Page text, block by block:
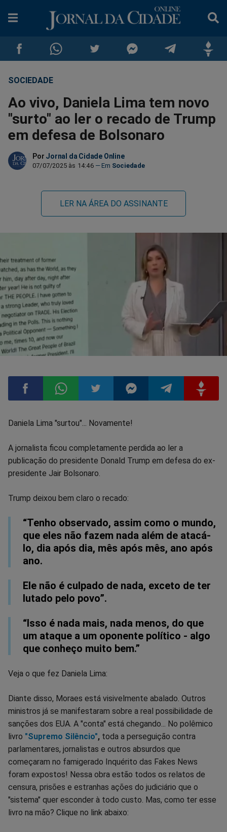
Compartilhar
no
Facebook
Compartilhar
no
Whatsapp
no
Twitter
no
Messenger
no
Telegram
no
SOCIEDADE
Ao vivo, Daniela Lima tem novo
"surto" ao ler o recado de Trump
em defesa de Bolsonaro
Por Jornal da Cidade Online
07/07/2025 às 14:46 Sociedade
LER NA ÁREA DO ASSINANTE
Compartilhar
no
Facebook
Compartilhar
no
Whatsapp
Compartilhar
no
Twitter
Compartilhar
no
no
Daniela Lima "surtou"... Novamente!
A jornalista ficou completamente perdida ao ler a
publicação do presidente Donald Trump em defesa do ex-
presidente Jair Bolsonaro.
Trump deixou bem claro o recado:
“Tenho observado, assim como o mundo,
que eles não fazem nada além de atacá-
lo, dia após dia, mês após mês, ano após
ano.
Ele não é culpado de nada, exceto de ter
lutado pelo povo”.
“Isso é nada mais, nada menos, do que
um ataque a um oponente político - algo
que conheço muito bem.”
Veja o que fez Daniela Lima:
Diante disso, Moraes está visivelmente abalado. Outros
ministros já se manifestaram sobre a real possibilidade de
sanções dos EUA. A "conta" está chegando... No polêmico
livro "Supremo Silêncio", toda a perseguição contra
parlamentares, jornalistas e outros absurdos que
começaram no famigerado Inquérito das Fakes News
foram expostos! Nessa obra estão todos os relatos de
censura, prisões e estranhas ações do judiciário que o
"sistema" quer esconder à todo custo. Mas, como ter esse
livro na mão? Clique no link abaixo: